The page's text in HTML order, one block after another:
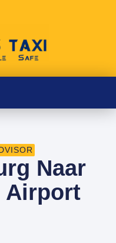
Naar
Airport